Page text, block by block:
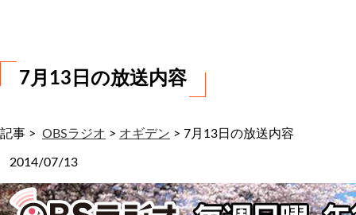
7月13日の放送内容
記事 > OBSラジオ > オギデン > 7月13日の放送内容
2014/07/13